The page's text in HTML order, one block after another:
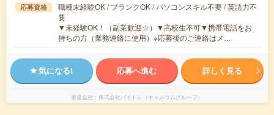
応募資格
職種未経験OK / ブランクOK / パソコンスキル不要 / 英語力不
要
▼未経験OK！（副業歓迎☆）▼高校生不可▼携帯電話をお
持ちの方（業務連絡に使用）※応募後のご連絡はメ…
気になる! 応募へ進む 詳しく見る
派遣会社 株式会社バイトレ（キャムコムグループ）